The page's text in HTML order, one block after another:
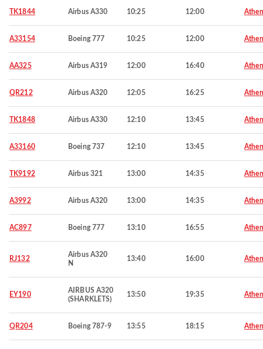
TK1844 Airbus A330 10:25 12:00
A33154 Boeing 777 10:25 12:00
AA325 Airbus A319 12:00 16:40
QR212 Airbus A320 12:05 16:25
TK1848 Airbus A330 12:10 13:45
A33160 Boeing 737 12:10 13:45
TK9192 Airbus 321 13:00 14:35
A3992 Airbus A320 13:00 14:35
AC897 Boeing 777 13:10 16:55
RJ132
Airbus A320
N
13:40 16:00
EY190
AIRBUS A320
(SHARKLETS)
13:50 19:35
QR204 Boeing 787-9 13:55 18:15